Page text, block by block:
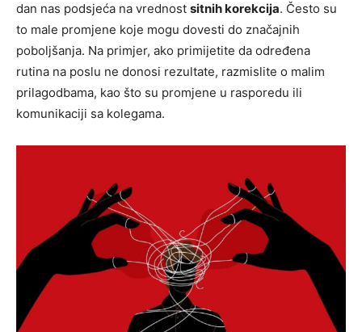
dan nas podsjeća na vrednost sitnih korekcija. Često su
to male promjene koje mogu dovesti do značajnih
poboljšanja. Na primjer, ako primijetite da određena
rutina na poslu ne donosi rezultate, razmislite o malim
prilagodbama, kao što su promjene u rasporedu ili
komunikaciji sa kolegama.